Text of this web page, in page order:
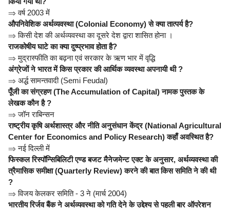
⇒ वर्ष 2003 में
औपनिवेशिक अर्थव्यवस्था (Colonial Economy) से क्या तात्पर्य है?
⇒ किसी देश की अर्थव्यवस्था का दूसरे देश द्वारा शासित होना ।
राजकोषीय घाटे का क्या दुष्प्रभाव होता है?
⇒ मुद्रास्फीति का बढ़ना एवं सरकार के ऋण भार में वृद्धि
अंग्रेजों ने भारत में किस प्रकार की आर्थिक व्यवस्था अपनायी थी ?
⇒ अर्द्ध सामन्तवादी (Semi Feudal)
पूँजी का संग्रहण (The Accumulation of Capital) नामक पुस्तक के
लेखक कौन है ?
⇒जॉन राबिन्सन
राष्ट्रीय कृषि अर्थशास्त्र और नीति अनुसंधान केंद्र (National Agricultural
Center for Economics and Policy Research) कहाँ अवस्थित है?
⇒ नई दिल्ली में
फिस्कल रिस्पॉन्सिबिलिटी एण्ड बजट मैनेजमेन्ट एक्ट के अनुसार, अर्थव्यवस्था की
त्रैमासिक समीक्षा (Quarterly Review) करने की बात किस समिति ने की थी
?
⇒ विजय केलकर समिति - 3 ने (मार्च 2004)
भारतीय रिर्जव बैंक ने अर्थव्यवस्था को गति देने के उद्देश्य से पहली बार ऑपरेशन